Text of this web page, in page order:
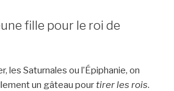
fille pour le roi de
les Saturnales ou l’Épiphanie, on
un gâteau pourtirer les rois.